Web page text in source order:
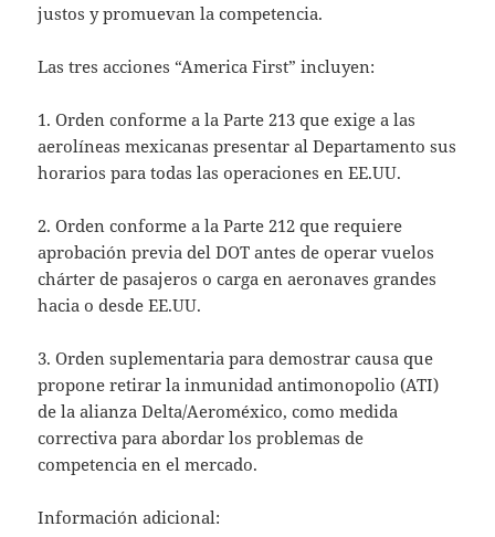
justos y promuevan la competencia.
Las tres acciones “America First” incluyen:
1. Orden conforme a la Parte 213 que exige a las
aerolíneas mexicanas presentar al Departamento sus
horarios para todas las operaciones en EE.UU.
2. Orden conforme a la Parte 212 que requiere
aprobación previa del DOT antes de operar vuelos
chárter de pasajeros o carga en aeronaves grandes
hacia o desde EE.UU.
3. Orden suplementaria para demostrar causa que
propone retirar la inmunidad antimonopolio (ATI)
de la alianza Delta/Aeroméxico, como medida
correctiva para abordar los problemas de
competencia en el mercado.
Información adicional: